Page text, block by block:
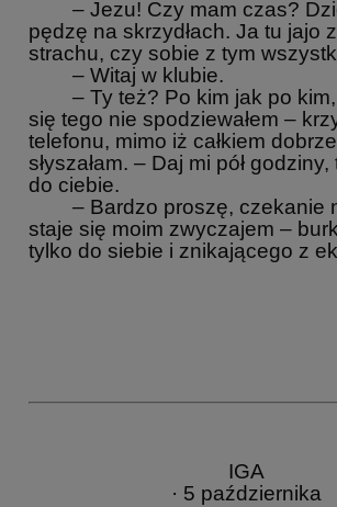
– Jezu! Czy mam czas?
pędzę na skrzydłach. Ja tu jajo
strachu, czy sobie z tym
– Witaj w klubie.
– Ty też? Po kim jak po kim,
się tego nie spodziewałem –
telefonu, mimo iż całkiem
słyszałam. – Daj mi pół
do ciebie.
– Bardzo proszę, czekanie
staje się moim zwyczajem –
tylko do siebie i znikającego z
IGA
· 5 października